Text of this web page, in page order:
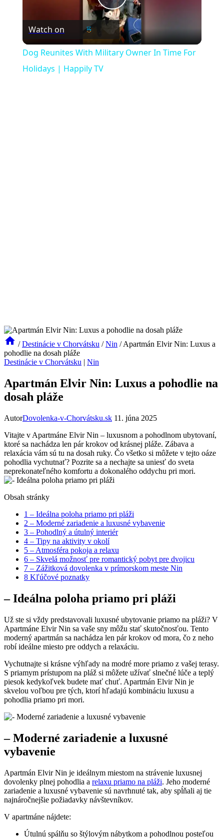
Play
Video
Watch on
Dog Reunites With Military Owner In Time For
Holidays | Happily TV
/ Destinácie v Chorvátsku / Nin / Apartmán Elvir Nin: Luxus a
pohodlie na dosah pláže
Destinácie v Chorvátsku | Nin
Apartmán Elvir Nin: Luxus a pohodlie na
dosah pláže
AutorDovolenka-v-Chorvátsku.sk 11. júna 2025
Vitajte v Apartmáne Elvir Nin – luxusnom a pohodlnom ubytovaní,
ktoré sa nachádza len pár krokov od krásnej pláže. Zábava a
relaxácia vám sú tu na dosah ruky. Čo všetko si môžete v tejto oáze
pohodlia vychutnať? Pozrite sa a nechajte sa uniesť do sveta
neprekonateľného komfortu a dokonalého oddychu pri mori.
Obsah stránky
1 – Ideálna poloha priamo pri pláži
2 – Moderné zariadenie a luxusné vybavenie
3 – Pohodlný a útulný interiér
4 – Tipy na aktivity v okolí
5 – Atmosféra pokoja a relaxu
6 – Skvelá možnosť pre romantický pobyt pre dvojicu
7 – Zážitková dovolenka v prímorskom meste Nin
8 Kľúčové poznatky
– Ideálna poloha priamo pri pláži
Už ste si vždy predstavovali luxusné ubytovanie priamo na pláži? V
Apartmáne Elvir Nin sa vaše sny môžu stať skutočnosťou. Tento
moderný apartmán sa nachádza len pár krokov od mora, čo z neho
robí ideálne miesto pre oddych a relaxáciu.
Vychutnajte si krásne výhľady na modré more priamo z vašej terasy.
S priamym prístupom na pláž si môžete užívať slnečné lúče a teplý
piesok kedykoľvek budete mať chuť. Apartmán Elvir Nin je
skvelou voľbou pre tých, ktorí hľadajú kombináciu luxusu a
pohodlia priamo pri mori.
– Moderné zariadenie a luxusné
vybavenie
Apartmán Elvir Nin je ideálnym miestom na strávenie luxusnej
dovolenky plnej pohodlia a relaxu priamo na pláži. Jeho moderné
zariadenie a luxusné vybavenie sú navrhnuté tak, aby spĺňali aj tie
najnáročnejšie požiadavky návštevníkov.
V apartmáne nájdete:
Útulnú spálňu so štýlovým nábytkom a pohodlnou posteľou